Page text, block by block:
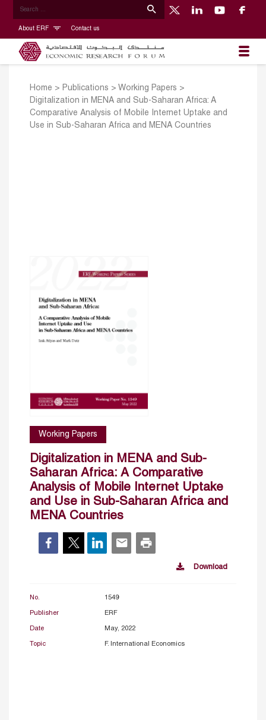
About ERF Contact us
Home > Publications > Working Papers >
Digitalization in MENA and Sub-Saharan Africa: A
Comparative Analysis of Mobile Internet Uptake and
Use in Sub-Saharan Africa and MENA Countries
Working Papers
Digitalization in MENA and Sub-
Saharan Africa: A Comparative
Analysis of Mobile Internet Uptake
and Use in Sub-Saharan Africa and
MENA Countries
Download
No. 1549
Publisher ERF
Date May, 2022
Topic F. International Economics